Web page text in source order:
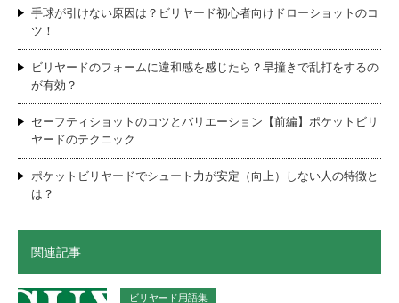
手球が引けない原因は？ビリヤード初心者向けドローショットのコ
ツ！
ビリヤードのフォームに違和感を感じたら？早撞きで乱打をするの
が有効？
セーフティショットのコツとバリエーション【前編】ポケットビリ
ヤードのテクニック
ポケットビリヤードでシュート力が安定（向上）しない人の特徴と
は？
関連記事
ビリヤード用語集